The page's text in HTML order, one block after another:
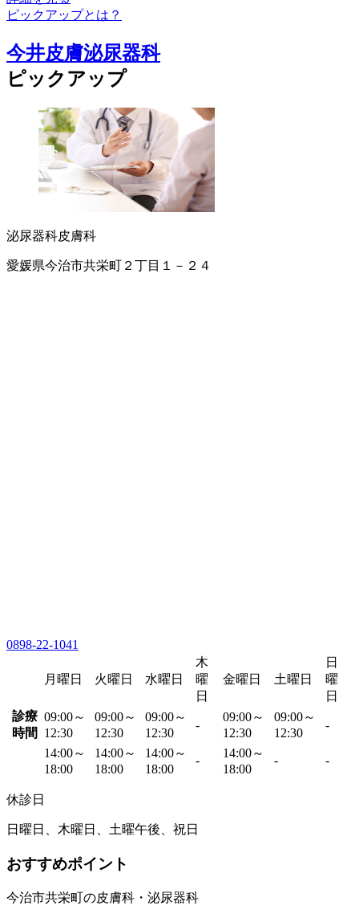
ピックアップとは？
今井皮膚泌尿器科
ピックアップ
泌尿器科皮膚科
愛媛県今治市共栄町２丁目１－２４
0898-22-1041
月曜日 火曜日 水曜日
木
曜
日
金曜日 土曜日
日
曜
日
診療
時間
09:00～
12:30
09:00～
12:30
09:00～
12:30
-
09:00～
12:30
09:00～
12:30
-
14:00～
18:00
14:00～
18:00
14:00～
18:00
-
14:00～
18:00
- -
休診日
日曜日、木曜日、土曜午後、祝日
おすすめポイント
今治市共栄町の皮膚科・泌尿器科